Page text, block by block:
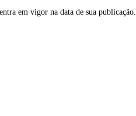
em vigor na data de sua publicação.